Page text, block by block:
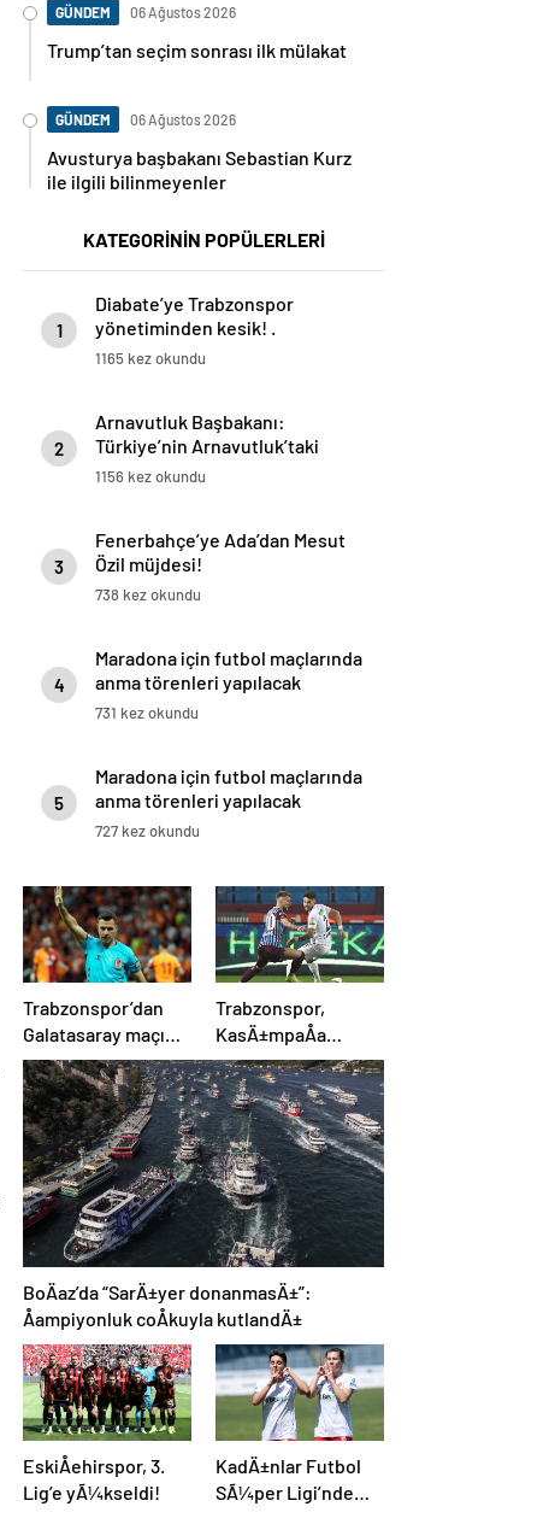
GÜNDEM 06 Ağustos 2026
Trump’tan seçim sonrası ilk mülakat
GÜNDEM 06 Ağustos 2026
Avusturya başbakanı Sebastian Kurz
ile ilgili bilinmeyenler
KATEGORİNİN POPÜLERLERİ
1
Diabate’ye Trabzonspor
yönetiminden kesik! .
1165 kez okundu
2
Arnavutluk Başbakanı:
Türkiye’nin Arnavutluk’taki
yatırım potansiyeli daha yüksek
1156 kez okundu
3
Fenerbahçe’ye Ada’dan Mesut
Özil müjdesi!
738 kez okundu
4
Maradona için futbol maçlarında
anma törenleri yapılacak
731 kez okundu
5
Maradona için futbol maçlarında
anma törenleri yapılacak
727 kez okundu
Trabzonspor’dan
Galatasaray maçı
öncesi Cihan Aydın
tepkisi!
Trabzonspor,
KasÄ±mpaÅa
karÅÄ±sÄ±nda 4’te
4 peÅinde
BoÄaz’da “SarÄ±yer donanmasÄ±”:
Åampiyonluk coÅkuyla kutlandÄ±
EskiÅehirspor, 3.
Lig’e yÃ¼kseldi!
KadÄ±nlar Futbol
SÃ¼per Ligi’nde